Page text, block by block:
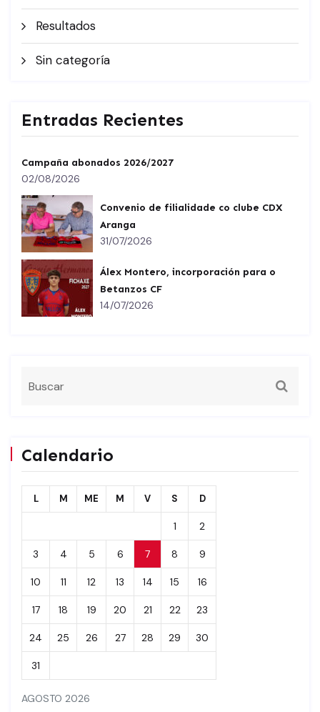
Resultados
Sin categoría
Entradas Recientes
Campaña abonados 2026/2027
02/08/2026
Convenio de filialidade co clube CDX
Aranga
31/07/2026
Álex Montero, incorporación para o
Betanzos CF
14/07/2026
Calendario
AGOSTO 2026
L M ME M V S D
1 2
3 4 5 6 7 8 9
10 11 12 13 14 15 16
17 18 19 20 21 22 23
24 25 26 27 28 29 30
31